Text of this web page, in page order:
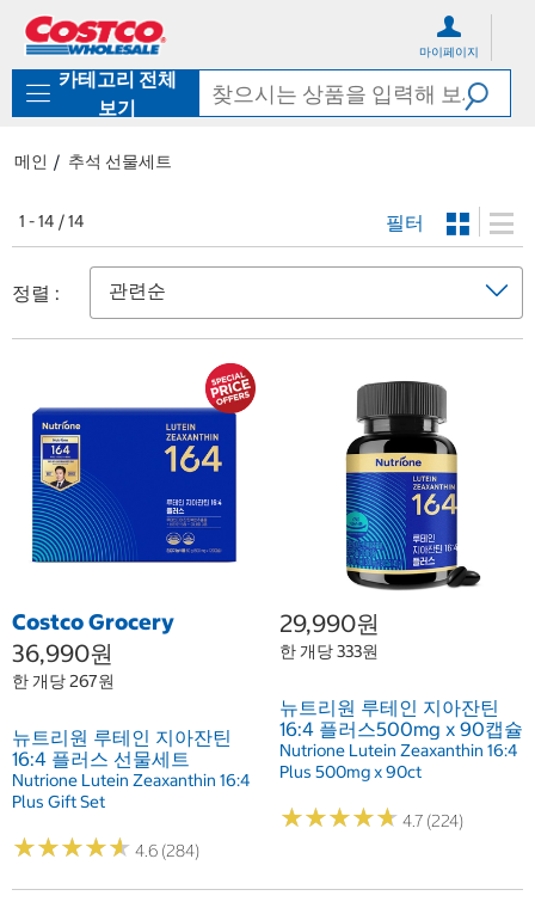
로
기
가
마이페이지
카테고리 전체
보기
메인 추석 선물세트
1 - 14 / 14 필터
정렬 :
Costco Grocery
36,990원
한 개당 267원
뉴트리원 루테인 지아잔틴
16:4 플러스 선물세트
Nutrione Lutein Zeaxanthin 16:4
Plus Gift Set
★★★★★
★★★★★ 4.6 (284)
29,990원
한 개당 333원
뉴트리원 루테인 지아잔틴
16:4 플러스500mg x 90캡슐
Nutrione Lutein Zeaxanthin 16:4
Plus 500mg x 90ct
★★★★★
★★★★★ 4.7 (224)